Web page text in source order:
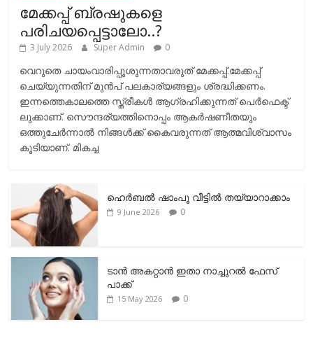
മേക്കപ്പ് ബ്രഷുകളെ
പരിചയപ്പെട്ടാലോ..?
3 July 2026 Super Admin 0
വെറുതെ ചായംവാരിപ്പൂശുന്നതാവരുത് മേക്കപ്പ്.മേക്കപ്പ്
ചെയ്യുന്നതിന് മുന്‍പ് പലകാര്യങ്ങളും ശ്രദ്ധിക്കണം.
ഇന്നത്തെകാലത്തെ സ്ത്രീകള്‍ ആഗ്രഹിക്കുന്നത് പെര്‍ഫെക്ട്
ലുക്കാണ്. സൌന്ദര്യത്തിനൊപ്പം ആകര്‍ഷണീതയും
ഒത്തുചേര്‍ന്നാല്‍ നിങ്ങള്‍ക്ക് കൈവരുന്നത് ആത്മവിശ്വാസം
കൂടിയാണ്. മികച്ച
ഹെര്‍ബല്‍ ഷാംപൂ വീട്ടില്‍ തയ്യാറാക്കാം
9 June 2026 0
ടാന്‍ അകറ്റാന്‍ ഇതാ നാച്ചുറല്‍ ഫേസ്
പാക്ക്
15 May 2026 0